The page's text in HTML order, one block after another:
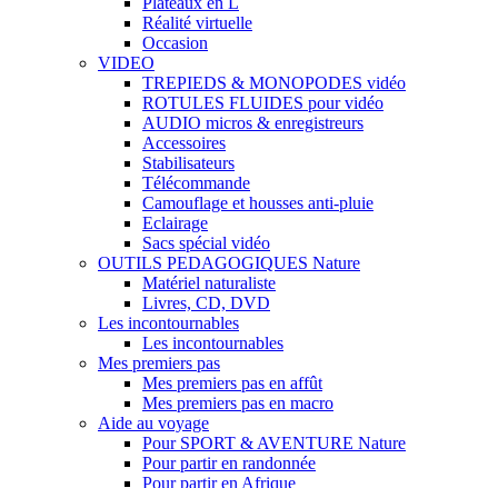
Réalité virtuelle
Occasion
VIDEO
TREPIEDS & MONOPODES vidéo
ROTULES FLUIDES pour vidéo
AUDIO micros & enregistreurs
Accessoires
Stabilisateurs
Télécommande
Camouflage et housses anti-pluie
Eclairage
Sacs spécial vidéo
OUTILS PEDAGOGIQUES Nature
Matériel naturaliste
Livres, CD, DVD
Les incontournables
Les incontournables
Mes premiers pas
Mes premiers pas en affût
Mes premiers pas en macro
Aide au voyage
Pour SPORT & AVENTURE Nature
Pour partir en randonnée
Pour partir en Afrique